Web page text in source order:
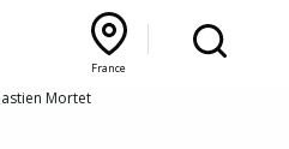
France
Mortet